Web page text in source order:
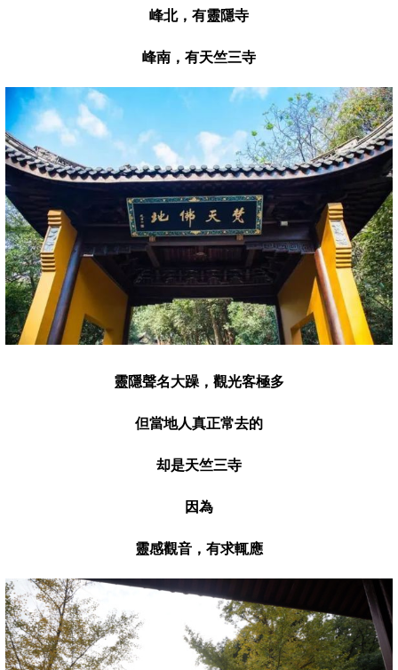
峰北，有靈隱寺
峰南 ， 有天竺三寺
靈隱聲名大躁，觀光客極多
但當地人真正常去的
却是天竺三寺
因為
靈感觀音，有求輒應